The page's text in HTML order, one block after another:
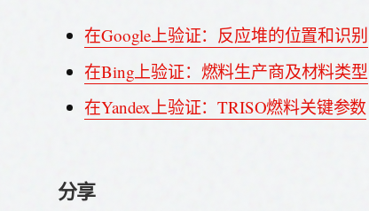
在Google上验证：反应堆的位置和识别
在Bing上验证：燃料生产商及材料类型
在Yandex上验证：TRISO燃料关键参数
分享